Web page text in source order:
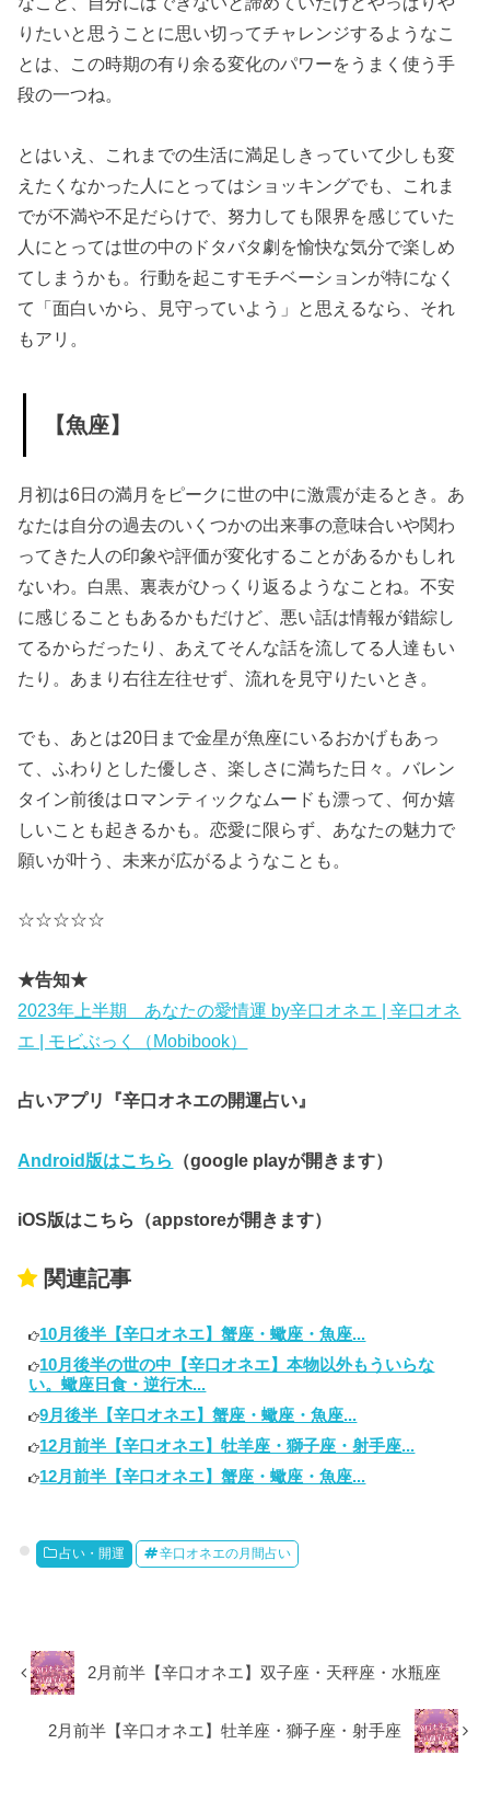
りたいと思うことに思い切ってチャレンジするようなこ
とは、この時期の有り余る変化のパワーをうまく使う手
段の一つね。
とはいえ、これまでの生活に満足しきっていて少しも変
えたくなかった人にとってはショッキングでも、これま
でが不満や不足だらけで、努力しても限界を感じていた
人にとっては世の中のドタバタ劇を愉快な気分で楽しめ
てしまうかも。行動を起こすモチベーションが特になく
て「面白いから、見守っていよう」と思えるなら、それ
もアリ。
【魚座】
月初は6日の満月をピークに世の中に激震が走るとき。あ
なたは自分の過去のいくつかの出来事の意味合いや関わ
ってきた人の印象や評価が変化することがあるかもしれ
ないわ。白黒、裏表がひっくり返るようなことね。不安
に感じることもあるかもだけど、悪い話は情報が錯綜し
てるからだったり、あえてそんな話を流してる人達もい
たり。あまり右往左往せず、流れを見守りたいとき。
でも、あとは20日まで金星が魚座にいるおかげもあっ
て、ふわりとした優しさ、楽しさに満ちた日々。バレン
タイン前後はロマンティックなムードも漂って、何か嬉
しいことも起きるかも。恋愛に限らず、あなたの魅力で
願いが叶う、未来が広がるようなことも。
☆☆☆☆☆
★告知★
2023年上半期 あなたの愛情運 by辛口オネエ | 辛口オネ
エ | モビぶっく（Mobibook）
占いアプリ『辛口オネエの開運占い』
Android版はこちら （google playが開きます）
iOS版はこちら（appstoreが開きます）
関連記事
10月後半【辛口オネエ】蟹座・蠍座・魚座...
10月後半の世の中【辛口オネエ】本物以外もういらな
い。蠍座日食・逆行木...
9月後半【辛口オネエ】蟹座・蠍座・魚座...
12月前半【辛口オネエ】牡羊座・獅子座・射手座...
12月前半【辛口オネエ】蟹座・蠍座・魚座...
占い・開運 辛口オネエの月間占い
2月前半【辛口オネエ】双子座・天秤座・水瓶座
2月前半【辛口オネエ】牡羊座・獅子座・射手座